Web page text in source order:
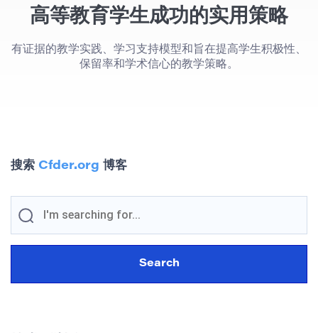
高等教育学生成功的实用策略
有证据的教学实践、学习支持模型和旨在提高学生积极性、
保留率和学术信心的教学策略。
搜索 Cfder.org 博客